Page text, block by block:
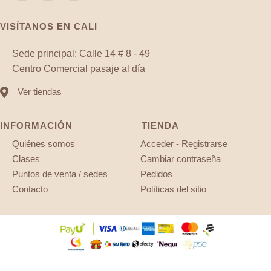
VISÍTANOS EN CALI
Sede principal: Calle 14 # 8 - 49
Centro Comercial pasaje al día
Ver tiendas
INFORMACIÓN
Quiénes somos
Clases
Puntos de venta / sedes
Contacto
TIENDA
Acceder - Registrarse
Cambiar contraseña
Pedidos
Políticas del sitio